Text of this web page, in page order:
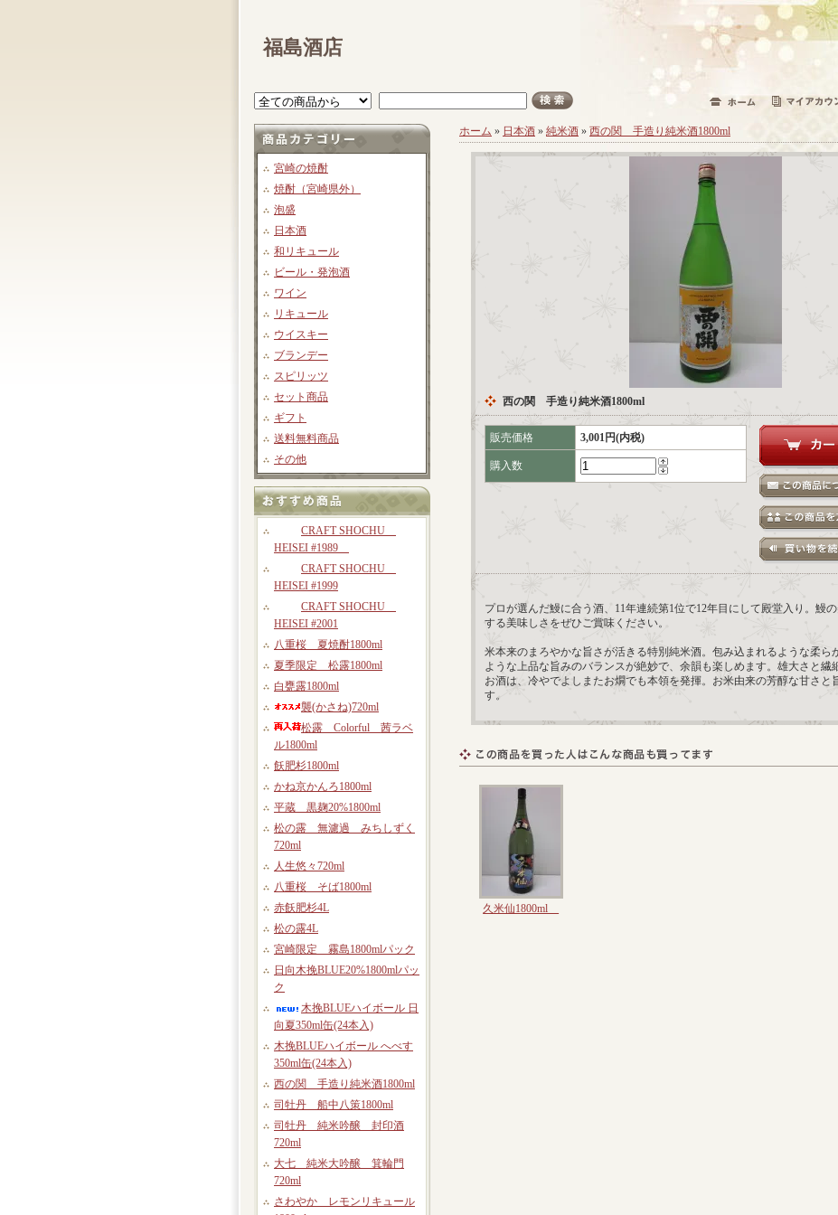
福島酒店
宮崎の焼酎
焼酎（宮崎県外）
泡盛
日本酒
和リキュール
ビール・発泡酒
ワイン
リキュール
ウイスキー
ブランデー
スピリッツ
セット商品
ギフト
送料無料商品
その他
CRAFT SHOCHU
HEISEI #1989
CRAFT SHOCHU
HEISEI #1999
CRAFT SHOCHU
HEISEI #2001
八重桜 夏焼酎1800ml
夏季限定 松露1800ml
白甕露1800ml
襲(かさね)720ml
松露 Colorful 茜ラベ
ル1800ml
飫肥杉1800ml
かね京かんろ1800ml
平蔵 黒麹20%1800ml
松の露 無濾過 みちしずく
720ml
人生悠々720ml
八重桜 そば1800ml
赤飫肥杉4L
松の露4L
宮崎限定 霧島1800mlパック
日向木挽BLUE20%1800mlパッ
ク
木挽BLUEハイボール 日
向夏350ml缶(24本入)
木挽BLUEハイボール へべす
350ml缶(24本入)
西の関 手造り純米酒1800ml
司牡丹 船中八策1800ml
司牡丹 純米吟醸 封印酒
720ml
大七 純米大吟醸 箕輪門
720ml
さわやか レモンリキュール
ホーム » 日本酒 » 純米酒 » 西の関 手造り純米酒1800ml
西の関 手造り純米酒1800ml
販売価格 3,001円(内税)
購入数
プロが選んだ鰻に合う酒、11年連続第1位で12年目にして殿堂入り。鰻
する美味しさをぜひご賞味ください。
米本来のまろやかな旨さが活きる特別純米酒。包み込まれるような柔ら
ような上品な旨みのバランスが絶妙で、余韻も楽しめます。雄大さと繊
お酒は、冷やでよしまたお燗でも本領を発揮。お米由来の芳醇な甘さと
す。
久米仙1800ml